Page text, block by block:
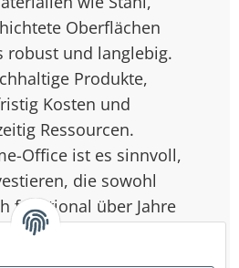
Oberflächen
robust und langlebig.
Produkte,
Kosten und
Ressourcen.
Office ist es sinnvoll,
die sowohl
funktional über Jahre